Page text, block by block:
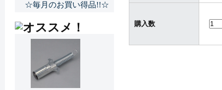
購入数
☆毎月のお買い得品!!☆